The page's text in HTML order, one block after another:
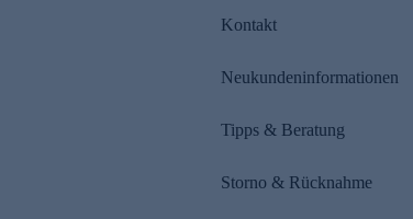
Kontakt
Neukundeninformationen
Tipps & Beratung
Storno & Rücknahme